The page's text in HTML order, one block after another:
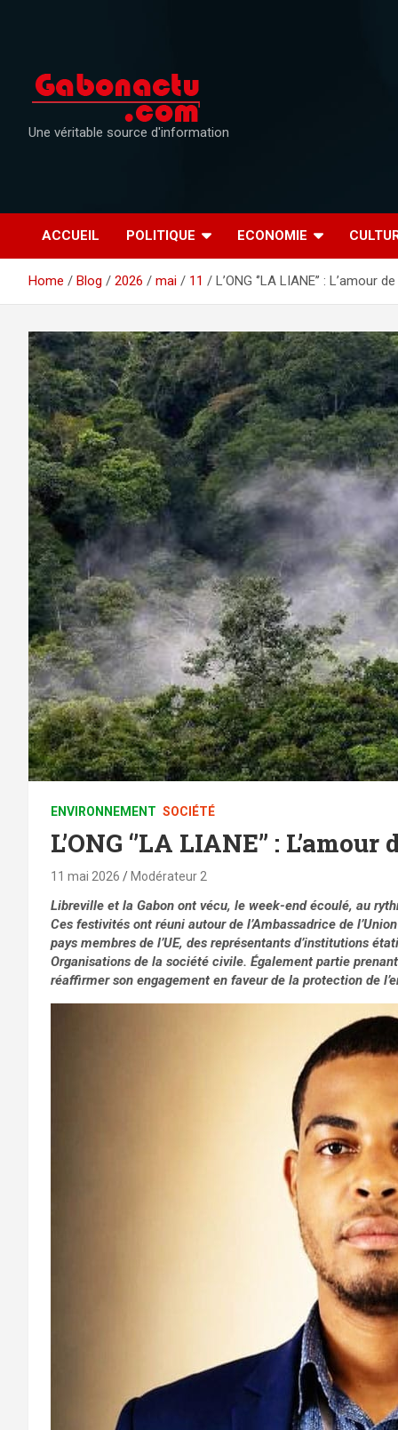
Une véritable source d'information
ACCUEIL POLITIQUE ECONOMIE
Home Blog 2026 mai 11 L’ONG ‘’LA LIANE’’ :
ENVIRONNEMENT SOCIÉTÉ
L’ONG ‘’LA LIANE’’ :
11 mai 2026 Modérateur 2
Libreville et la Gabon ont vécu, le week-end écoulé, au
Ces festivités ont réuni autour de l’Ambassadrice de
pays membres de l’UE, des représentants d’institutions
Organisations de la société civile. Également partie
réaffirmer son engagement en faveur de la protection de